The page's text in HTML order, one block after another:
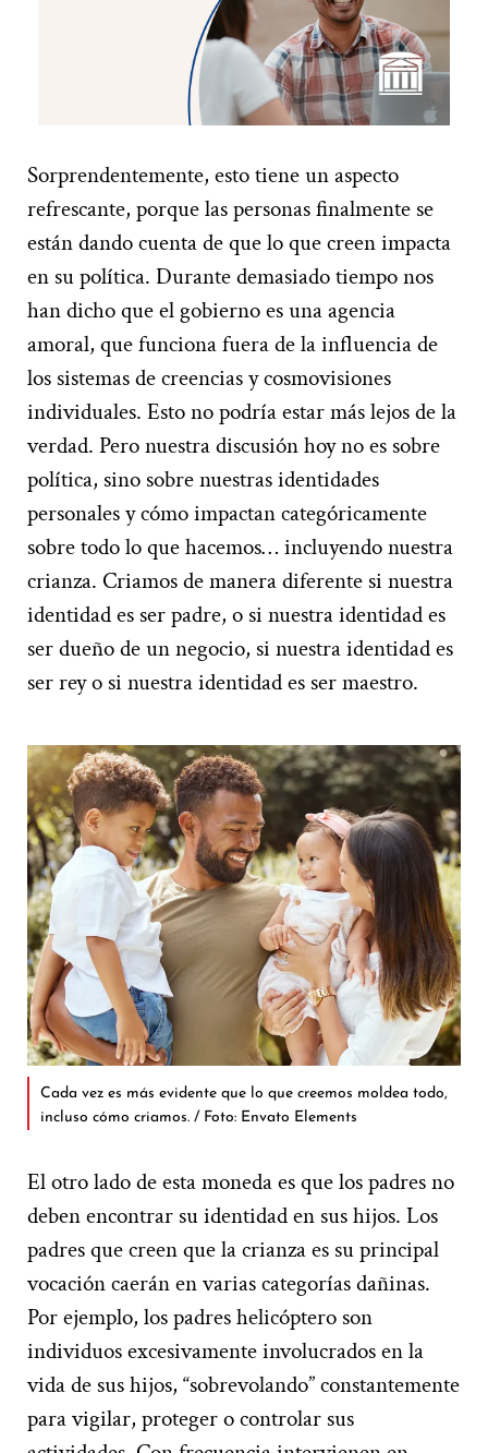
Sorprendentemente, esto tiene un aspecto
refrescante, porque las personas finalmente se
están dando cuenta de que lo que creen impacta
en su política. Durante demasiado tiempo nos
han dicho que el gobierno es una agencia
amoral, que funciona fuera de la influencia de
los sistemas de creencias y cosmovisiones
individuales. Esto no podría estar más lejos de la
verdad. Pero nuestra discusión hoy no es sobre
política, sino sobre nuestras identidades
personales y cómo impactan categóricamente
sobre todo lo que hacemos… incluyendo nuestra
crianza. Criamos de manera diferente si nuestra
identidad es ser padre, o si nuestra identidad es
ser dueño de un negocio, si nuestra identidad es
ser rey o si nuestra identidad es ser maestro.
Cada vez es más evidente que lo que creemos moldea todo,
incluso cómo criamos. / Foto: Envato Elements
El otro lado de esta moneda es que los padres no
deben encontrar su identidad en sus hijos. Los
padres que creen que la crianza es su principal
vocación caerán en varias categorías dañinas.
Por ejemplo, los padres helicóptero son
individuos excesivamente involucrados en la
vida de sus hijos, “sobrevolando” constantemente
para vigilar, proteger o controlar sus